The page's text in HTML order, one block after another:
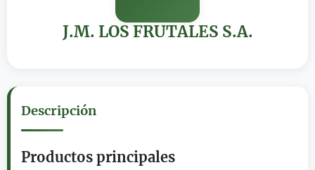
J.M. LOS FRUTALES S.A.
Descripción
Productos principales